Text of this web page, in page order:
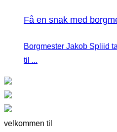
Få en snak med
Borgmester Jakob Spliid
til ...
velkommen til